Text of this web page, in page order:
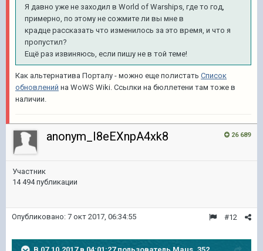
Я давно уже не заходил в World of Warships, где то год,
примерно, по этому не сожмите ли вы мне в
крадце рассказать что изменилось за это время, и что я
пропустил?
Ещё раз извиняюсь, если пишу не в той теме!
Как альтернатива Порталу - можно еще полистать Список
обновлений на WoWS Wiki. Ссылки на бюллетени там тоже в
наличии.
26 689
anonym_I8eEXnpA4xk8
Участник
14 494 публикации
#12
Опубликовано: 7 окт 2017, 06:34:55